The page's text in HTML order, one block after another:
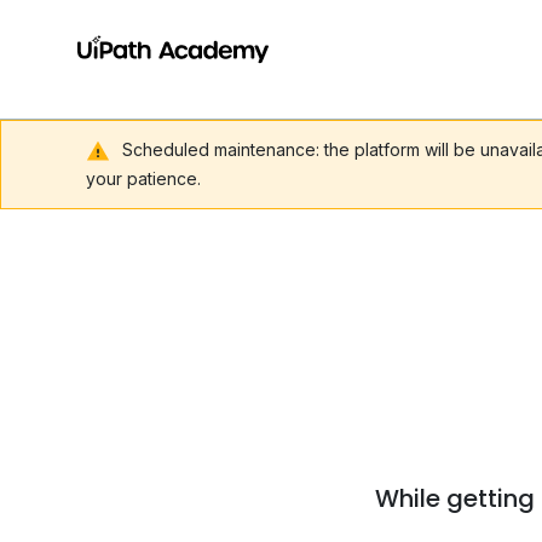
Scheduled maintenance: the platform will be
your patience.
While getting